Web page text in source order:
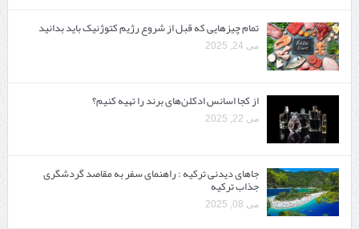
تمام چیزهایی که قبل از شروع رژیم کتوژنیک باید بدانید‎
می 24, 2025
از کجا اسانس ادکلن‌های برند را تهیه کنیم؟
می 22, 2025
جاهای دیدنی ترکیه : راهنمای سفر به مقاصد گردشگری
جذاب ترکیه
می 08, 2025